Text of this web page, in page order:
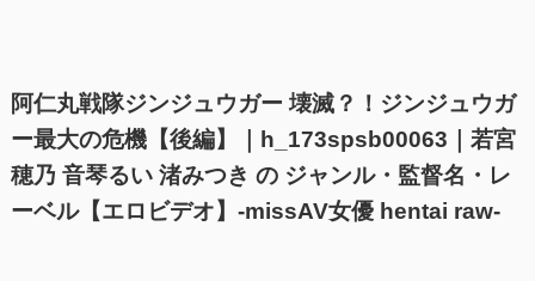
阿仁丸戦隊ジンジュウガー 壊滅？！ジンジュウガ
ー最大の危機【後編】｜h_173spsb00063｜若宮
穂乃 音琴るい 渚みつき のジャンル・監督名・レ
ーベル【エロビデオ】-missAV女優 hentai raw-